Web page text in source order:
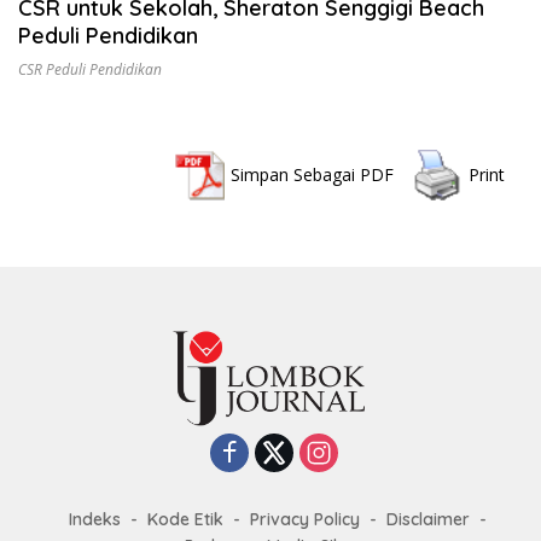
CSR untuk Sekolah, Sheraton Senggigi Beach
Peduli Pendidikan
CSR Peduli Pendidikan
Simpan Sebagai PDF Print
Indeks Kode Etik Privacy Policy
Disclaimer